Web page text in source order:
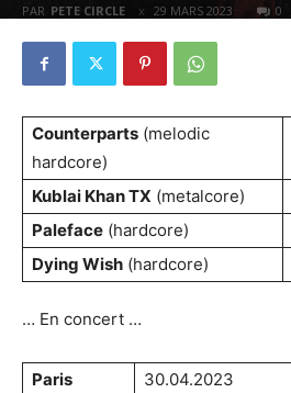
PAR PETE CIRCLE 29 MARS 2023 0
Counterparts (melodic
hardcore)
Kublai Khan TX (metalcore)
Paleface (hardcore)
Dying Wish (hardcore)
… En concert …
Paris 30.04.2023